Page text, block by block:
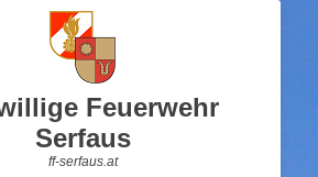
Feuerwehr
Serfaus
ff-serfaus.at